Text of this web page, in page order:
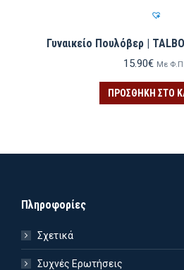
Γυναικείο Πουλόβερ |
15.90€ Με
ΠΡΟΣΘΉΚΗ ΣΤΟ
Πληροφορίες
Σχετικά
Συχνές Ερωτήσεις